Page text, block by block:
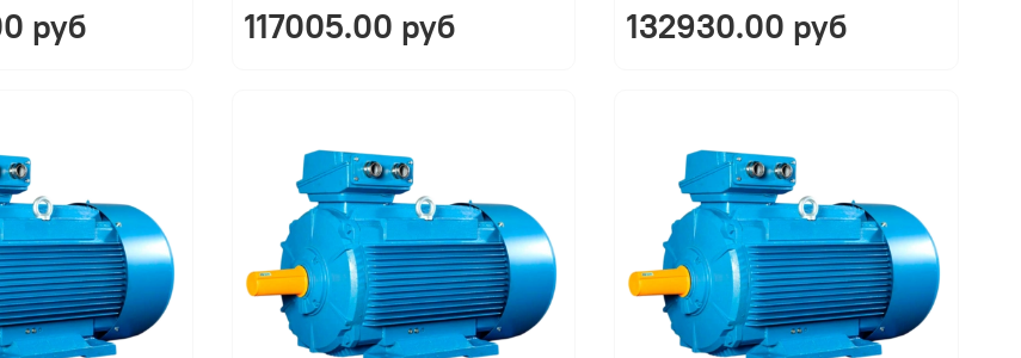
руб 117005.00 руб 132930.00 руб